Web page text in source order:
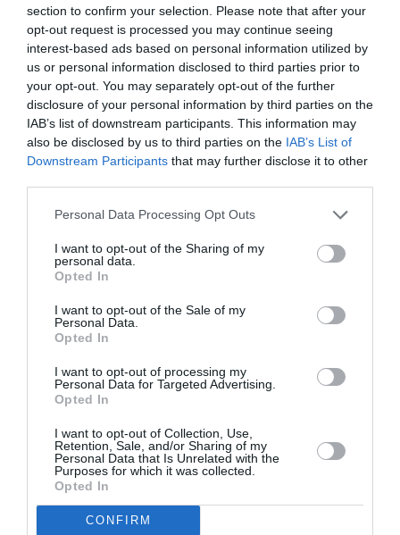
section to confirm your selection. Please note that after your
opt-out request is processed you may continue seeing
interest-based ads based on personal information utilized by
us or personal information disclosed to third parties prior to
your opt-out. You may separately opt-out of the further
disclosure of your personal information by third parties on the
IAB’s list of downstream participants. This information may
also be disclosed by us to third parties on the IAB’s List of
Downstream Participants that may further disclose it to other
Personal Data Processing Opt Outs
I want to opt-out of the Sharing of my
personal data.
Opted In
I want to opt-out of the Sale of my
Personal Data.
Opted In
I want to opt-out of processing my
Personal Data for Targeted Advertising.
Opted In
I want to opt-out of Collection, Use,
Retention, Sale, and/or Sharing of my
Personal Data that Is Unrelated with the
Purposes for which it was collected.
Opted In
CONFIRM
destinataires en pleine floraison, elles doivent être
transportées rapidement et avec précaution à une
température constante de deux à quatre degrés Celsius
tout au long de la chaîne logistique ». Les roses « sont
récoltées plusieurs fois par jour dans les exploitations
florales d’Afrique et d’Amérique du Sud, puis
immédiatement mises à l’eau et refroidies. Après le tri et
l’emballage, les fleurs sont transportées directement à
l’aéroport et chargées sur les cargos. Les fleurs ne
restent à l’aéroport de Francfort que pendant un court
moment. Quelques heures après l’atterrissage, les roses
vers l’Europe entière – principalement vers d’autres villes
allemandes, mais également vers les pays voisins,